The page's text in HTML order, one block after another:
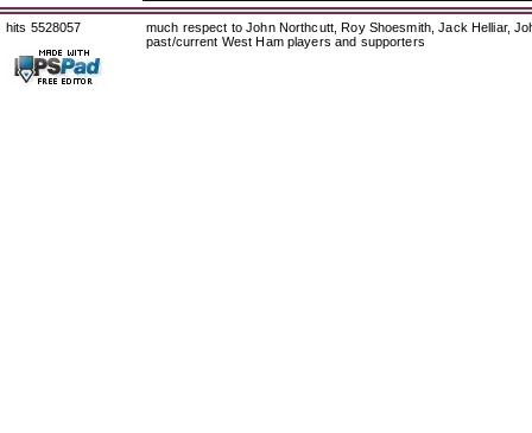
hits 5528057
much respect to John Northcutt, Roy Shoesmith, Jack Helliar,
past/current West Ham players and supporters